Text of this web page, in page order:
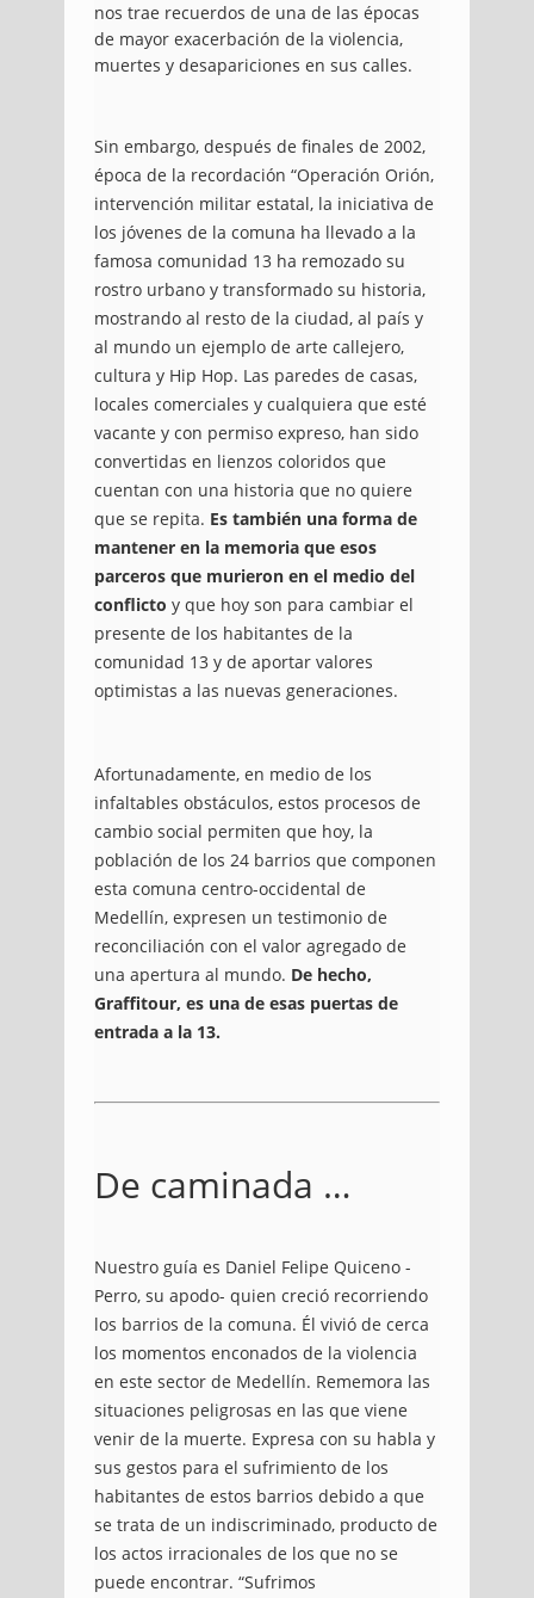
nos trae recuerdos de una de las épocas
de mayor exacerbación de la violencia,
muertes y desapariciones en sus calles.
Sin embargo, después de finales de 2002,
época de la recordación “Operación Orión,
intervención militar estatal, la iniciativa de
los jóvenes de la comuna ha llevado a la
famosa comunidad 13 ha remozado su
rostro urbano y transformado su historia,
mostrando al resto de la ciudad, al país y
al mundo un ejemplo de arte callejero,
cultura y Hip Hop. Las paredes de casas,
locales comerciales y cualquiera que esté
vacante y con permiso expreso, han sido
convertidas en lienzos coloridos que
cuentan con una historia que no quiere
que se repita. Es también una forma de
mantener en la memoria que esos
parceros que murieron en el medio del
conflicto y que hoy son para cambiar el
presente de los habitantes de la
comunidad 13 y de aportar valores
optimistas a las nuevas generaciones.
Afortunadamente, en medio de los
infaltables obstáculos, estos procesos de
cambio social permiten que hoy, la
población de los 24 barrios que componen
esta comuna centro-occidental de
Medellín, expresen un testimonio de
reconciliación con el valor agregado de
una apertura al mundo. De hecho,
Graffitour, es una de esas puertas de
entrada a la 13.
De caminada …
Nuestro guía es Daniel Felipe Quiceno -
Perro, su apodo- quien creció recorriendo
los barrios de la comuna. Él vivió de cerca
los momentos enconados de la violencia
en este sector de Medellín. Rememora las
situaciones peligrosas en las que viene
venir de la muerte. Expresa con su habla y
sus gestos para el sufrimiento de los
habitantes de estos barrios debido a que
se trata de un indiscriminado, producto de
los actos irracionales de los que no se
puede encontrar. “Sufrimos